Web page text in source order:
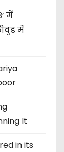
में
में
It
in its